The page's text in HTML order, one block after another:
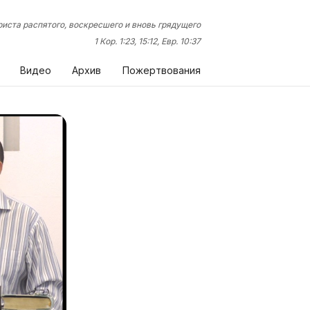
распятого, воскресшего и вновь грядущего
1 Кор. 1:23, 15:12, Евр. 10:37
Видео Архив Пожертвования